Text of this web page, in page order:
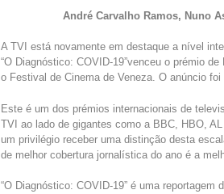
André Carvalho Ramos, Nuno
A TVI está novamente em destaque a nível
“O Diagnóstico: COVID-19”venceu o prémio
o Festival de Cinema de Veneza. O anúncio
Este é um dos prémios internacionais de
TVI ao lado de gigantes como a BBC, HBO,
um privilégio receber uma distinção desta
de melhor cobertura jornalística do ano é a
“O Diagnóstico: COVID-19” é uma